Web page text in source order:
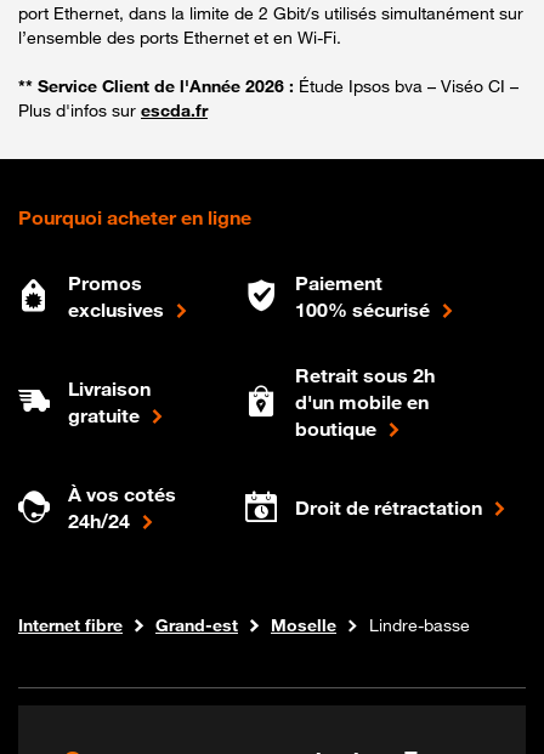
port Ethernet, dans la limite de 2 Gbit/s utilisés simultanément sur
l’ensemble des ports Ethernet et en Wi-Fi.
** Service Client de l'Année 2026 : Étude Ipsos bva – Viséo CI –
Plus d'infos sur escda.fr
Pourquoi acheter en ligne
Promos
exclusives
Paiement
100% sécurisé
Livraison
gratuite
Retrait sous 2h
d'un mobile en
boutique
À vos cotés
24h/24
Droit de rétractation
Boutique Orange
Internet fibre Grand-est Moselle Lindre-basse